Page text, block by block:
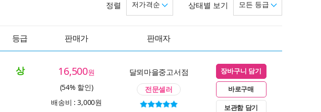
상태별 보기 모든 등급
정렬 저가격순
등급 판매가 판매자
상 16,500원
(54% 할인)
배송비 : 3,000원
달뫼마을중고서점
전문셀러
장바구니 담기
바로구매
보관함 담기